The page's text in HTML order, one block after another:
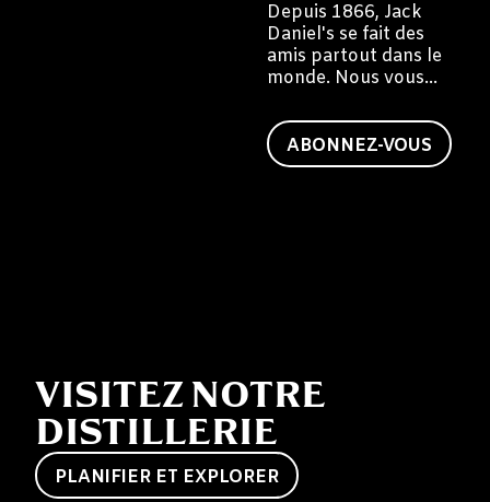
Depuis 1866, Jack
Daniel's se fait des
amis partout dans le
monde. Nous vous
vous aussi un ami de
Jack.ABONNEZ-VOUS
VISITEZ NOTRE
DISTILLERIE
PLANIFIER ET EXPLORER